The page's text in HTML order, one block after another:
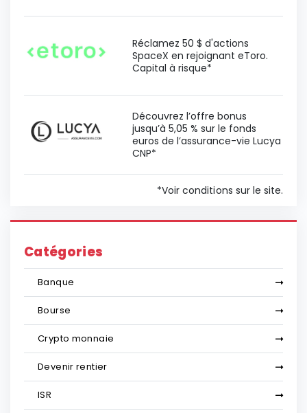
Réclamez 50 $ d'actions
SpaceX en rejoignant eToro.
Capital à risque*
Découvrez l’offre bonus
jusqu’à 5,05 % sur le fonds
euros de l’assurance-vie Lucya
CNP*
*Voir conditions sur le site.
Catégories
Banque
Bourse
Crypto monnaie
Devenir rentier
ISR